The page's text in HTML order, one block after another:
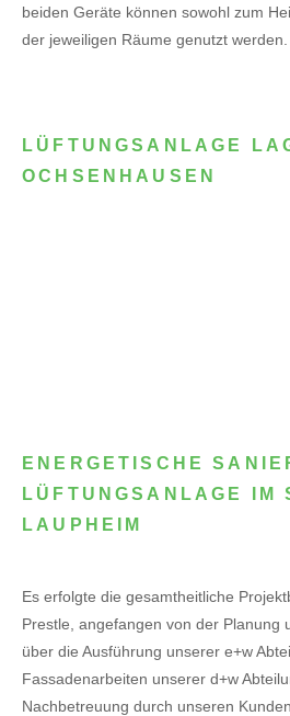
beiden Geräte können sowohl zum
der jeweiligen Räume genutzt werden.
LÜFTUNGSANLAGE
OCHSENHAUSEN
ENERGETISCHE
LÜFTUNGSANLAGE IM
LAUPHEIM
Es erfolgte die gesamtheitliche
Prestle, angefangen von der Planung
über die Ausführung unserer e+w
Fassadenarbeiten unserer d+w
Nachbetreuung durch unseren